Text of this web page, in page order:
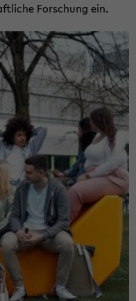
For­schung ein.